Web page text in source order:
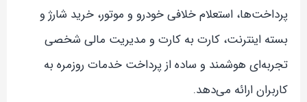
پرداخت‌ها، استعلام خلافی خودرو و موتور، خرید شارژ و
بسته اینترنت، کارت به کارت و مدیریت مالی شخصی
تجربه‌ای هوشمند و ساده از پرداخت خدمات روزمره به
کاربران ارائه می‌دهد.